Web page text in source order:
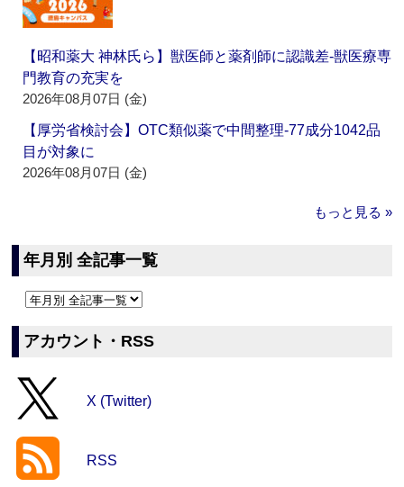
【昭和薬大 神林氏ら】獣医師と薬剤師に認識差‐獣医療専
門教育の充実を
2026年08月07日 (金)
【厚労省検討会】OTC類似薬で中間整理‐77成分1042品
目が対象に
2026年08月07日 (金)
もっと見る »
年月別 全記事一覧
アカウント・RSS
X (Twitter)
RSS